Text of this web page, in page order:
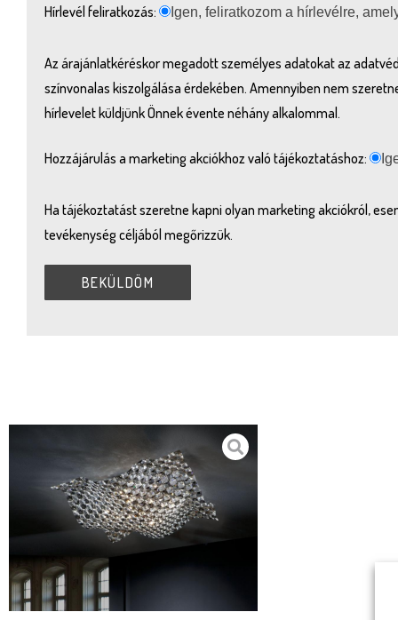
Hírlevél feliratkozás: Igen, feliratkozom a hírlevélre,
Az árajánlatkéréskor megadott személyes adatokat az
színvonalas kiszolgálása érdekében. Amennyiben nem
hírlevelet küldjünk Önnek évente néhány alkalommal.
Hozzájárulás a marketing akciókhoz való tájékoztatáshoz:
Ha tájékoztatást szeretne kapni olyan marketing akciókról,
tevékenység céljából megőrizzük.